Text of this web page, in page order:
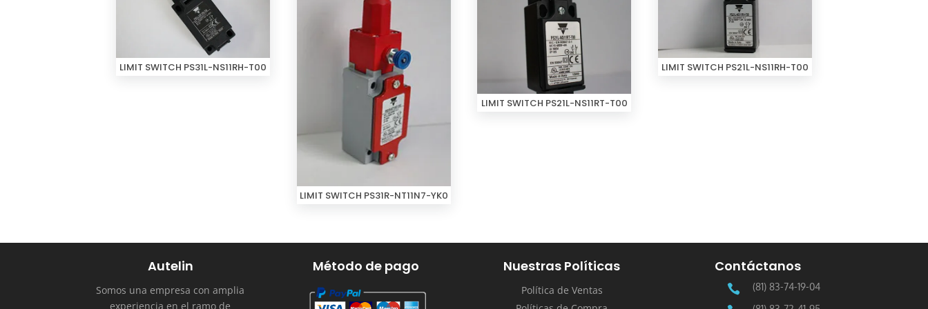
LIMIT SWITCH PS31L-NS11RH-T00
LIMIT SWITCH PS31R-NT11N7-YK0
LIMIT SWITCH PS21L-NS11RT-T00
LIMIT SWITCH PS21L-NS11RH-T00
Autelin
Somos una empresa con amplia
experiencia en el ramo de
Método de pago Nuestras Políticas
Política de Ventas
Contáctanos
 (81) 83-74-19-04